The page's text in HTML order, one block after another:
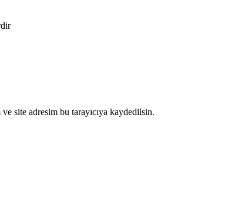
site adresim bu tarayıcıya kaydedilsin.